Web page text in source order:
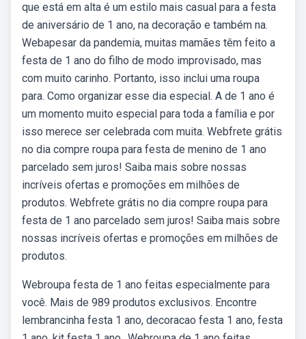
que está em alta é um estilo mais casual para a festa
de aniversário de 1 ano, na decoração e também na.
Webapesar da pandemia, muitas mamães têm feito a
festa de 1 ano do filho de modo improvisado, mas
com muito carinho. Portanto, isso inclui uma roupa
para. Como organizar esse dia especial. A de 1 ano é
um momento muito especial para toda a família e por
isso merece ser celebrada com muita. Webfrete grátis
no dia compre roupa para festa de menino de 1 ano
parcelado sem juros! Saiba mais sobre nossas
incríveis ofertas e promoções em milhões de
produtos. Webfrete grátis no dia compre roupa para
festa de 1 ano parcelado sem juros! Saiba mais sobre
nossas incríveis ofertas e promoções em milhões de
produtos.
Webroupa festa de 1 ano feitas especialmente para
você. Mais de 989 produtos exclusivos. Encontre
lembrancinha festa 1 ano, decoracao festa 1 ano, festa